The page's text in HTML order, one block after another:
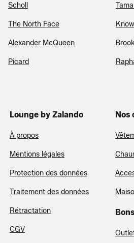
Scholl
The North Face
Alexander McQueen
Picard
Lounge by Zalando
À propos
Mentions légales
Protection des données
Traitement des données
Rétractation
CGV
Nos